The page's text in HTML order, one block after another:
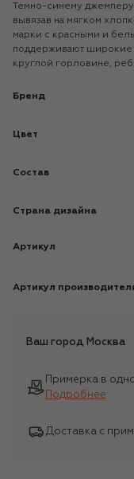
Темно-синему джемперу
вывязав на мягком
марки с красными и
поддерживают широкие
круглой горловине,
Бренд
Цвет
Состав
Страна дизайна
Артикул
Артикул
Ваш город Москва
Примерка в
Подробнее
Доставка с